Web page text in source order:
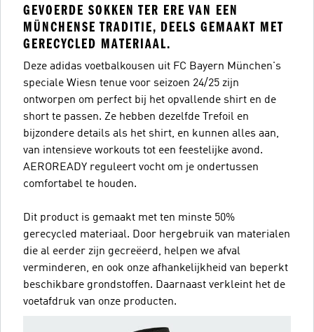
GEVOERDE SOKKEN TER ERE VAN EEN
MÜNCHENSE TRADITIE, DEELS GEMAAKT MET
GERECYCLED MATERIAAL.
Deze adidas voetbalkousen uit FC Bayern München's
speciale Wiesn tenue voor seizoen 24/25 zijn
ontworpen om perfect bij het opvallende shirt en de
short te passen. Ze hebben dezelfde Trefoil en
bijzondere details als het shirt, en kunnen alles aan,
van intensieve workouts tot een feestelijke avond.
AEROREADY reguleert vocht om je ondertussen
comfortabel te houden.
Dit product is gemaakt met ten minste 50%
gerecycled materiaal. Door hergebruik van materialen
die al eerder zijn gecreëerd, helpen we afval
verminderen, en ook onze afhankelijkheid van beperkt
beschikbare grondstoffen. Daarnaast verkleint het de
voetafdruk van onze producten.